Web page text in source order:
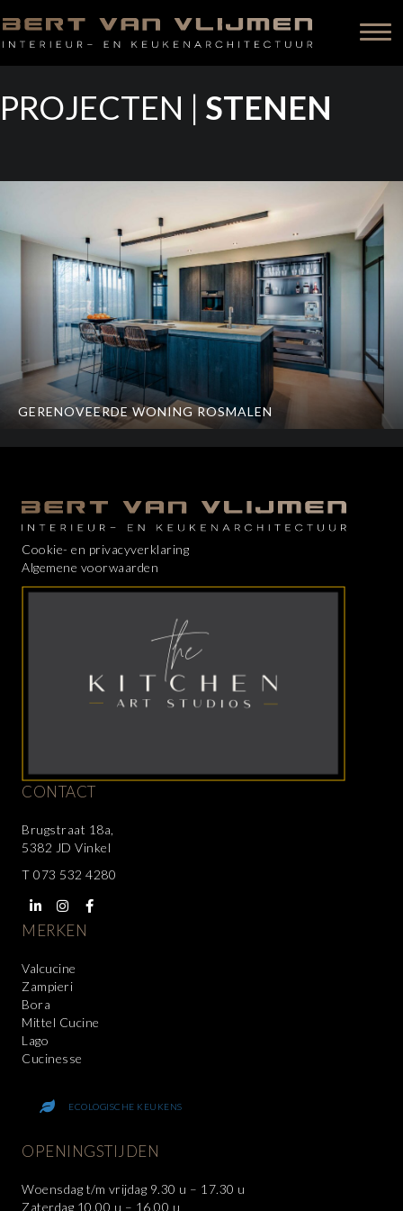
PROJECTEN | STENEN
GERENOVEERDE WONING ROSMALEN
Cookie- en privacyverklaring
Algemene voorwaarden
CONTACT
Brugstraat 18a,
5382 JD Vinkel
T 073 532 4280
MERKEN
Valcucine
Zampieri
Bora
Mittel Cucine
Lago
Cucinesse
ECOLOGISCHE KEUKENS
OPENINGSTIJDEN
Woensdag t/m vrijdag 9.30 u – 17.30 u
Zaterdag 10.00 u – 16.00 u